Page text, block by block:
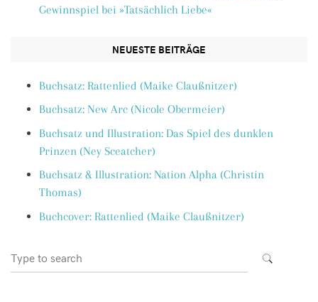
Gewinnspiel bei »Tatsächlich Liebe«
NEUESTE BEITRÄGE
Buchsatz: Rattenlied (Maike Claußnitzer)
Buchsatz: New Arc (Nicole Obermeier)
Buchsatz und Illustration: Das Spiel des dunklen
Prinzen (Ney Sceatcher)
Buchsatz & Illustration: Nation Alpha (Christin
Thomas)
Buchcover: Rattenlied (Maike Claußnitzer)
Search
for:
SEARCH